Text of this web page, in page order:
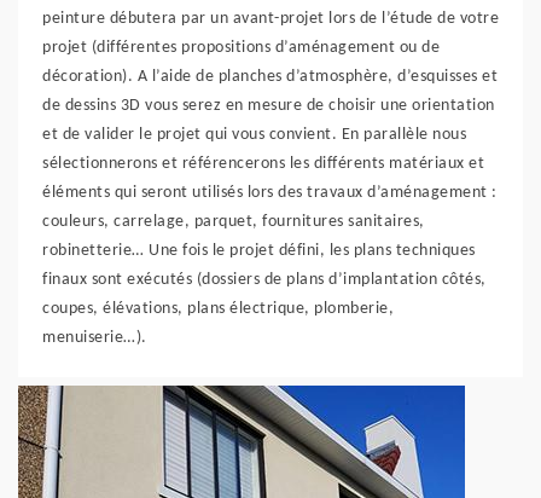
peinture débutera par un avant-projet lors de l’étude de votre
projet (différentes propositions d’aménagement ou de
décoration). A l’aide de planches d’atmosphère, d’esquisses et
de dessins 3D vous serez en mesure de choisir une orientation
et de valider le projet qui vous convient. En parallèle nous
sélectionnerons et référencerons les différents matériaux et
éléments qui seront utilisés lors des travaux d’aménagement :
couleurs, carrelage, parquet, fournitures sanitaires,
robinetterie… Une fois le projet défini, les plans techniques
finaux sont exécutés (dossiers de plans d’implantation côtés,
coupes, élévations, plans électrique, plomberie,
menuiserie…).